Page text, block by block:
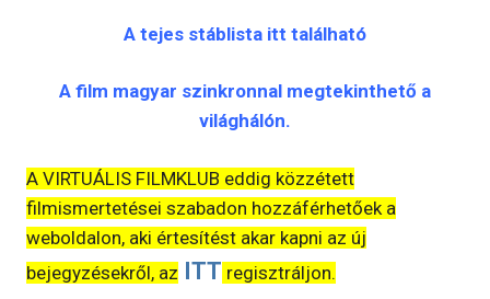
A tejes stáblista itt található
A film magyar szinkronnal megtekinthető a
világhálón.
A VIRTUÁLIS FILMKLUB eddig közzétett
filmismertetései szabadon hozzáférhetőek a
weboldalon, aki értesítést akar kapni az új
bejegyzésekről, az ITT regisztráljon.